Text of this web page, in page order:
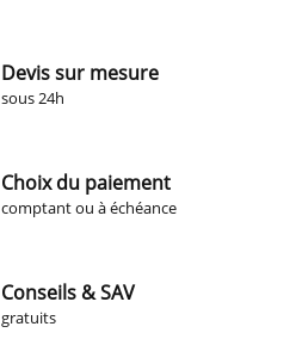
Devis sur mesure
sous 24h
Choix du paiement
comptant ou à échéance
Conseils & SAV
gratuits